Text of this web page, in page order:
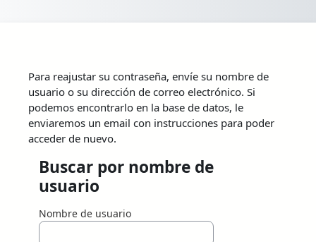
Para reajustar su contraseña, envíe su nombre de
usuario o su dirección de correo electrónico. Si
podemos encontrarlo en la base de datos, le
enviaremos un email con instrucciones para poder
acceder de nuevo.
Buscar por nombre de usuario
Buscar por nombre de
usuario
Nombre de usuario